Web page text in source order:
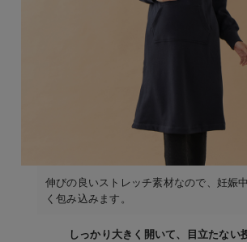
伸びの良いストレッチ素材なので、妊娠
く包み込みます。
しっかり大きく開いて、目立たない